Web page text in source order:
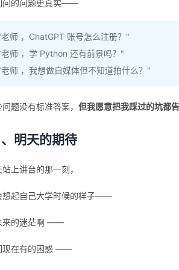
问的问题更真实——
师 ，ChatGPT 账号怎么注册？"
师 ，学 Python 还有前景吗？"
师 ，我想做自媒体但不知道拍什么？"
题没有标准答案， 但我愿意把我踩过的坑都告
明天的期待
站上讲台的那一刻，
想起自己大学时候的样子——
来的迷茫啊 ——
现在有的困惑 ——